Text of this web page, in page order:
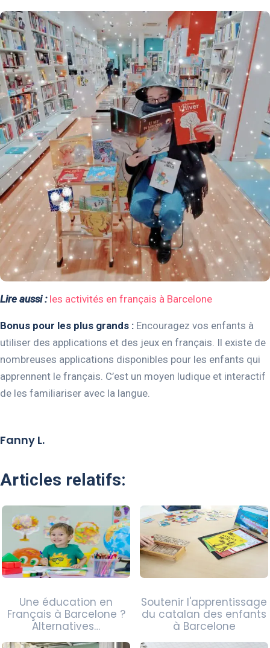
Lire aussi : les activités en français à Barcelone
Bonus pour les plus grands : Encouragez vos enfants à
utiliser des applications et des jeux en français. Il existe de
nombreuses applications disponibles pour les enfants qui
apprennent le français. C’est un moyen ludique et interactif
de les familiariser avec la langue.
Fanny L.
Articles relatifs:
Une éducation en
Français à Barcelone ?
Alternatives…
Soutenir l'apprentissage
du catalan des enfants
à Barcelone